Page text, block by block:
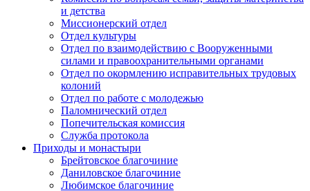
и детства
Миссионерский отдел
Отдел культуры
Отдел по взаимодействию с Вооруженными
силами и правоохранительными органами
Отдел по окормлению исправительных трудовых
колоний
Отдел по работе с молодежью
Паломнический отдел
Попечительская комиссия
Служба протокола
Приходы и монастыри
Брейтовское благочиние
Даниловское благочиние
Любимское благочиние